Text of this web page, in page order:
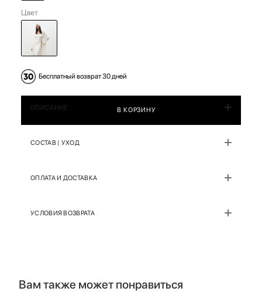
Цвет
Бесплатный возврат 30 дней
В КОРЗИНУ
ОПИСАНИЕ
СОСТАВ | УХОД
ОПЛАТА И ДОСТАВКА
УСЛОВИЯ ВОЗВРАТА
Вам также может понравиться